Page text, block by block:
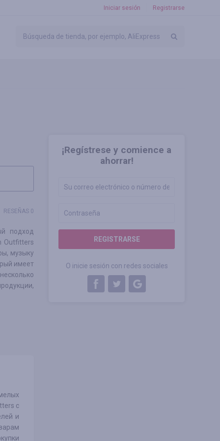
Iniciar sesión Registrarse
¡Regístrese y comience a
ahorrar!
REGISTRARSE
O inicie sesión con redes sociales
RESEÑAS 0
подход
Outfitters
музыку
имеет
с
и